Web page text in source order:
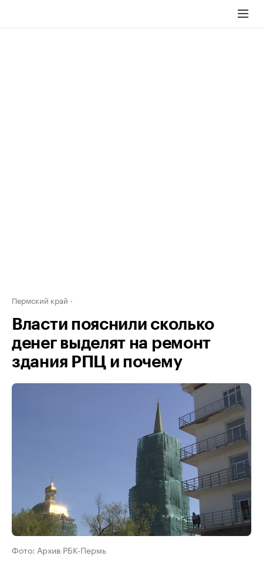
Пермский край
Власти пояснили сколько
денег выделят на ремонт
здания РПЦ и почему
Фото: Архив РБК-Пермь